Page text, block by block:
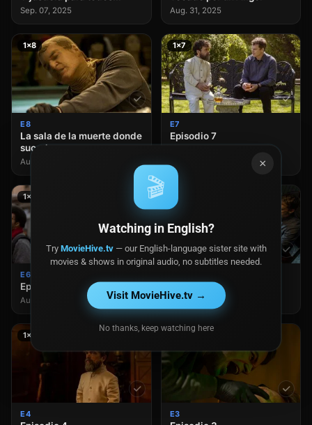
Sep. 07, 2025 Aug. 31, 2025
1×8
E8
La sala de la muerte donde
sucede
Aug. 24, 2025
1×7
E7
Episodio 7
1×6
E6
Episodio 6
Aug. 10, 2025
Episodio 5
Aug. 03, 2025
1×4
E4 E3
×
🎬
Watching in English?
Try MovieHive.tv— our English-language sister site with
movies & shows in original audio, no subtitles needed.
Visit MovieHive.tv →
No thanks, keep watching here